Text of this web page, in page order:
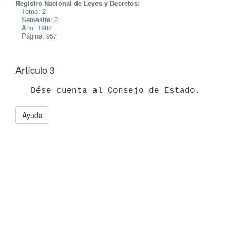
Registro Nacional de Leyes y Decretos:
Tomo: 2
Semestre: 2
Año: 1982
Página: 957
Artículo 3
Ayuda